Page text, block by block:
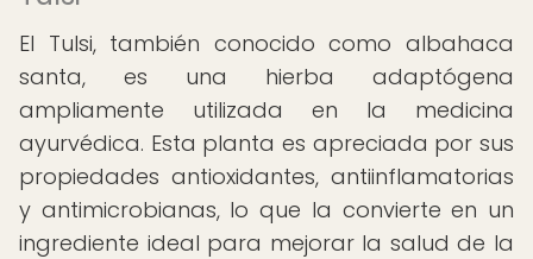
El Tulsi, también conocido como albahaca
santa, es una hierba adaptógena
ampliamente utilizada en la medicina
ayurvédica. Esta planta es apreciada por sus
propiedades antioxidantes, antiinflamatorias
y antimicrobianas, lo que la convierte en un
ingrediente ideal para mejorar la salud de la